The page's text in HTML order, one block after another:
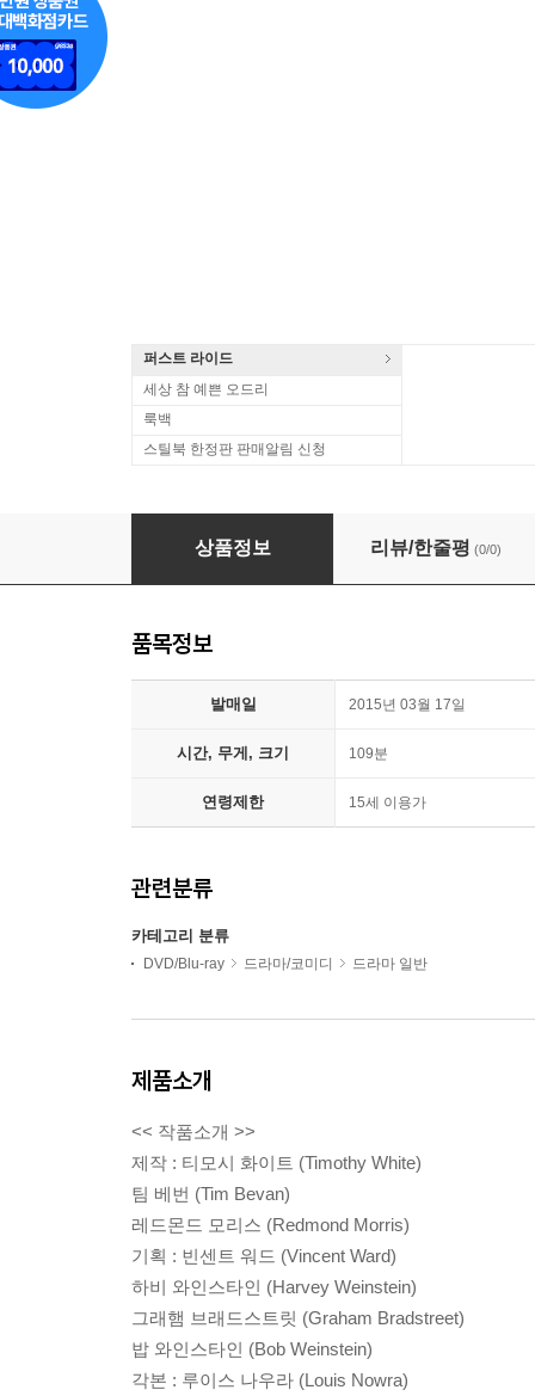
퍼스트 라이드
세상 참 예쁜 오드리
룩백
스틸북 한정판 판매알림 신청
내 마음의 지도 (1disc)
상품정보 리뷰/한줄평 (0/0)
품목정보
발매일 2015년 03월 17일
시간, 무게, 크기 109분
연령제한 15세 이용가
관련분류
카테고리 분류
DVD/Blu-ray 드라마/코미디 드라마 일반
제품소개
<< 작품소개 >>
제작 : 티모시 화이트 (Timothy White)
팀 베번 (Tim Bevan)
레드몬드 모리스 (Redmond Morris)
기획 : 빈센트 워드 (Vincent Ward)
하비 와인스타인 (Harvey Weinstein)
그래햄 브래드스트릿 (Graham Bradstreet)
밥 와인스타인 (Bob Weinstein)
각본 : 루이스 나우라 (Louis Nowra)